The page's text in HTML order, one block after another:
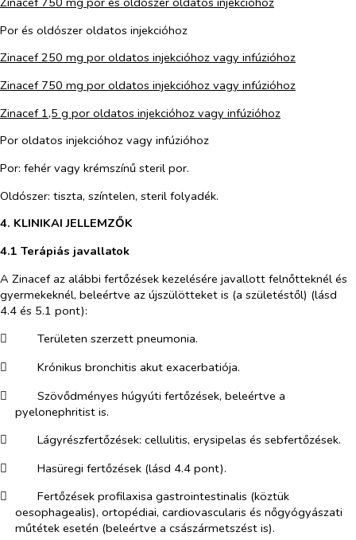
Por és oldószer oldatos injekcióhoz
Zinacef 250 mg por oldatos injekcióhoz vagy infúzióhoz
Zinacef 750 mg por oldatos injekcióhoz vagy infúzióhoz
Zinacef 1,5 g por oldatos injekcióhoz vagy infúzióhoz
Por oldatos injekcióhoz vagy infúzióhoz
Por: fehér vagy krémszínű steril por.
Oldószer: tiszta, színtelen, steril folyadék.
4. KLINIKAI JELLEMZŐK
4.1 Terápiás javallatok
A Zinacef az alábbi fertőzések kezelésére javallott felnőtteknél és
gyermekeknél, beleértve az újszülötteket is (a születéstől) (lásd
4.4 és 5.1 pont):
​
Területen szerzett pneumonia.
​
Krónikus bronchitis akut exacerbatiója.
​
Szövődményes húgyúti fertőzések, beleértve a
pyelonephritist is.
​
Lágyrészfertőzések: cellulitis, erysipelas és sebfertőzések.
​
Hasüregi fertőzések (lásd 4.4 pont).
​
Fertőzések profilaxisa gastrointestinalis (köztük
oesophagealis), ortopédiai, cardiovascularis és nőgyógyászati
műtétek esetén (beleértve a császármetszést is).